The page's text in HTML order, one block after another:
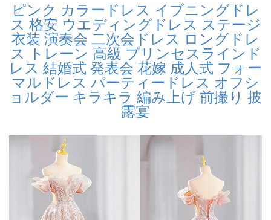
ピンク カラードレス イブニングドレ
ス 格安 ウエディングドレス ステージ
衣装 演奏会 二次会ドレス ロングドレ
ス トレーン 高級 プリンセスラインド
レス 結婚式 発表会 花嫁 成人式 フォー
マルドレス パーティードレス オフシ
ョルダー キラキラ 編み上げ 前撮り 披
露宴